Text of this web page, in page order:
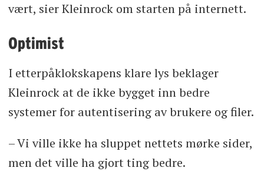
vært, sier Kleinrock om starten på internett.
Optimist
I etterpåklokskapens klare lys beklager
Kleinrock at de ikke bygget inn bedre
systemer for autentisering av brukere og filer.
– Vi ville ikke ha sluppet nettets mørke sider,
men det ville ha gjort ting bedre.